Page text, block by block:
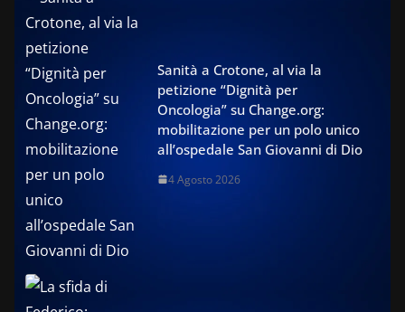
Sanità a Crotone, al via la
petizione “Dignità per
Oncologia” su Change.org:
mobilitazione per un polo unico
all’ospedale San Giovanni di Dio
4 Agosto 2026